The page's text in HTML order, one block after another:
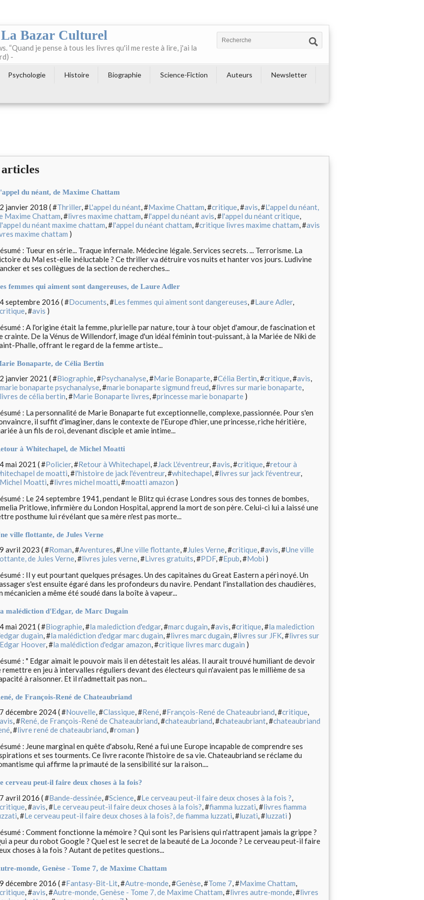
Bazar Culturel
je pense à tous les livres qu'il me reste à lire, j'ai la
-
Psychologie Histoire Biographie Science-Fiction Auteurs
Newsletter
du néant, de Maxime Chattam
janvier 2018 ( #Thriller, #L'appel du néant, #Maxime Chattam, #critique, #avis, #L'appel du néant,
Maxime Chattam, #livres maxime chattam, #l'appel du néant avis, #l'appel du néant critique,
l'appel du néant maxime chattam, #l'appel du néant chattam, #critique livres maxime chattam, #avis
maxime chattam )
: Tueur en série... Traque infernale. Médecine légale. Services secrets. ... Terrorisme. La
du Mal est-elle inéluctable ? Ce thriller va détruire vos nuits et hanter vos jours. Ludivine
et ses collègues de la section de recherches...
femmes qui aiment sont dangereuses, de Laure Adler
septembre 2016 ( #Documents, #Les femmes qui aiment sont dangereuses, #Laure Adler,
critique, #avis )
: A l'origine était la femme, plurielle par nature, tour à tour objet d'amour, de fascination et
crainte. De la Vénus de Willendorf, image d'un idéal féminin tout-puissant, à la Mariée de Niki de
Phalle, offrant le regard de la femme artiste...
Bonaparte, de Célia Bertin
janvier 2021 ( #Biographie, #Psychanalyse, #Marie Bonaparte, #Célia Bertin, #critique, #avis,
marie bonaparte psychanalyse, #marie bonaparte sigmund freud, #livres sur marie bonaparte,
livres de célia bertin, #Marie Bonaparte livres, #princesse marie bonaparte )
: La personnalité de Marie Bonaparte fut exceptionnelle, complexe, passionnée. Pour s'en
il suffit d'imaginer, dans le contexte de l'Europe d'hier, une princesse, riche héritière,
à un fils de roi, devenant disciple et amie intime...
à Whitechapel, de Michel Moatti
mai 2021 ( #Policier, #Retour à Whitechapel, #Jack L'éventreur, #avis, #critique, #retour à
de moatti, #l'histoire de jack l'éventreur, #whitechapel, #livres sur jack l'éventreur,
Michel Moatti, #livres michel moatti, #moatti amazon )
: Le 24 septembre 1941, pendant le Blitz qui écrase Londres sous des tonnes de bombes,
Pritlowe, infirmière du London Hospital, apprend la mort de son père. Celui-ci lui a laissé une
posthume lui révélant que sa mère n'est pas morte...
ville flottante, de Jules Verne
avril 2023 ( #Roman, #Aventures, #Une ville flottante, #Jules Verne, #critique, #avis, #Une ville
de Jules Verne, #livres jules verne, #Livres gratuits, #PDF, #Epub, #Mobi )
: Il y eut pourtant quelques présages. Un des capitaines du Great Eastern a péri noyé. Un
s'est ensuite égaré dans les profondeurs du navire. Pendant l'installation des chaudières,
mécanicien a même été soudé dans la boîte à vapeur...
malédiction d'Edgar, de Marc Dugain
mai 2021 ( #Biographie, #la malediction d'edgar, #marc dugain, #avis, #critique, #la malediction
dugain, #la malédiction d'edgar marc dugain, #livres marc dugain, #livres sur JFK, #livres sur
Edgar Hoover, #la malédiction d'edgar amazon, #critique livres marc dugain )
: " Edgar aimait le pouvoir mais il en détestait les aléas. Il aurait trouvé humiliant de devoir
remettre en jeu à intervalles réguliers devant des électeurs qui n'avaient pas le millième de sa
à raisonner. Et il n'admettait pas non...
de François-René de Chateaubriand
décembre 2024 ( #Nouvelle, #Classique, #René, #François-René de Chateaubriand, #critique,
avis, #René, de François-René de Chateaubriand, #chateaubriand, #chateaubriant, #chateaubriand
, #livre rené de chateaubriand, #roman )
: Jeune marginal en quête d'absolu, René a fui une Europe incapable de comprendre ses
et ses tourments. Ce livre raconte l'histoire de sa vie. Chateaubriand se réclame du
qui affirme la primauté de la sensibilité sur la raison....
cerveau peut-il faire deux choses à la fois?
avril 2016 ( #Bande-dessinée , #Science , #Le cerveau peut-il faire deux choses à la fois ?
critique , #avis , #Le cerveau peut-il faire deux choses à la fois? , #fiamma luzzati , #livres fiamma
, #Le cerveau peut-il faire deux choses à la fois?, de fiamma luzzati , #luzati , #luzzati )
: Comment fonctionne la mémoire ? Qui sont les Parisiens qui n'attrapent jamais la grippe ?
a peur du robot Google ? Quel est le secret de la beauté de La Joconde ? Le cerveau peut-il faire
choses à la fois ? Autant de petites questions...
monde, Genèse - Tome 7, de Maxime Chattam
décembre 2016 ( #Fantasy-Bit-Lit, #Autre-monde, #Genèse, #Tome 7, #Maxime Chattam,
critique, #avis, #Autre-monde, Genèse - Tome 7, de Maxime Chattam, #livres autre-monde, #livres